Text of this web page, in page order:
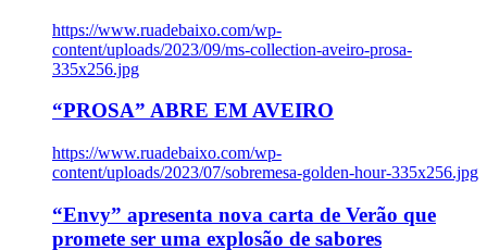
https://www.ruadebaixo.com/wp-
content/uploads/2023/09/ms-collection-aveiro-prosa-
335x256.jpg
“PROSA” ABRE EM AVEIRO
https://www.ruadebaixo.com/wp-
content/uploads/2023/07/sobremesa-golden-hour-335x256.jpg
“Envy” apresenta nova carta de Verão que
promete ser uma explosão de sabores